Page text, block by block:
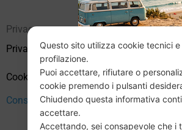
Privacy
Privacy Policy
Cookie Policy (UE)
Consenso
Questo sito utilizza cookie tecnici e
profilazione.
Puoi accettare, rifiutare o
cookie premendo i pulsanti
Chiudendo questa informativa
accettare.
Accettando, sei consapevole che i